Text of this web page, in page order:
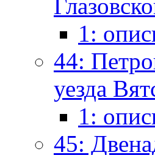
1:
44:
уезда
1:
45: